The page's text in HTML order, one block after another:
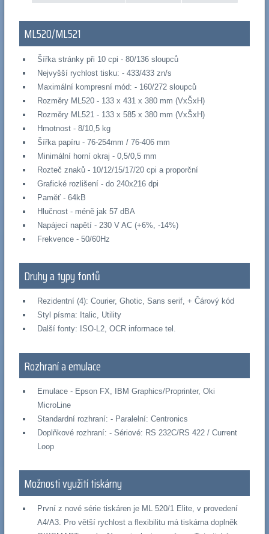
ML520/ML521
Šířka stránky při 10 cpi - 80/136 sloupců
Nejvyšší rychlost tisku: - 433/433 zn/s
Maximální kompresní mód: - 160/272 sloupců
Rozměry ML520 - 133 x 431 x 380 mm (VxŠxH)
Rozměry ML521 - 133 x 585 x 380 mm (VxŠxH)
Hmotnost - 8/10,5 kg
Šířka papíru - 76-254mm / 76-406 mm
Minimální horní okraj - 0,5/0,5 mm
Rozteč znaků - 10/12/15/17/20 cpi a proporční
Grafické rozlišení - do 240x216 dpi
Paměť - 64kB
Hlučnost - méně jak 57 dBA
Napájecí napětí - 230 V AC (+6%, -14%)
Frekvence - 50/60Hz
Druhy a typy fontů
Rezidentní (4): Courier, Ghotic, Sans serif, + Čárový kód
Styl písma: Italic, Utility
Další fonty: ISO-L2, OCR informace tel.
Rozhraní a emulace
Emulace - Epson FX, IBM Graphics/Proprinter, Oki
MicroLine
Standardní rozhraní: - Paralelní: Centronics
Doplňkové rozhraní: - Sériové: RS 232C/RS 422 / Current
Loop
Možnosti využití tiskárny
První z nové série tiskáren je ML 520/1 Elite, v provedení
A4/A3. Pro větší rychlost a flexibilitu má tiskárna doplněk